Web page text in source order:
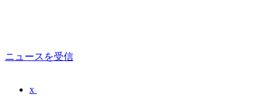
ニュースを受信
x